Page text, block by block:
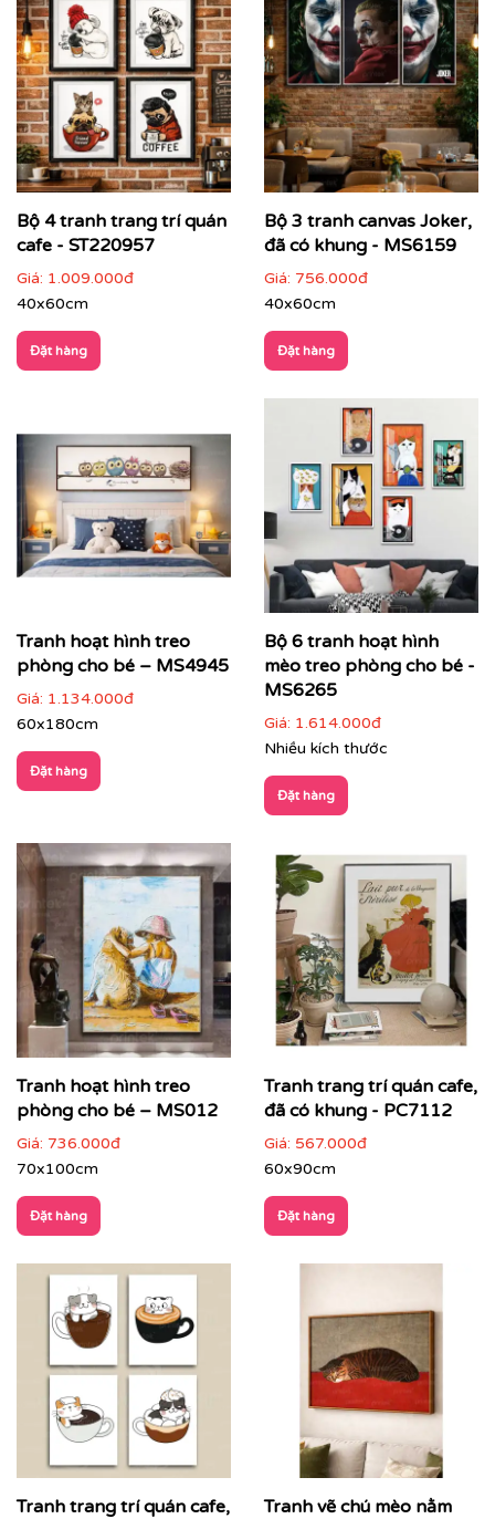
Bộ 4 tranh trang trí quán
cafe - ST220957
Giá: 1.009.000đ
40x60cm
Đặt hàng
Bộ 3 tranh canvas Joker,
đã có khung - MS6159
Giá: 756.000đ
40x60cm
Đặt hàng
Tranh hoạt hình treo
phòng cho bé – MS4945
Giá: 1.134.000đ
60x180cm
Đặt hàng
Bộ 6 tranh hoạt hình
mèo treo phòng cho bé -
MS6265
Giá: 1.614.000đ
Nhiều kích thước
Đặt hàng
Tranh hoạt hình treo
phòng cho bé – MS012
Giá: 736.000đ
70x100cm
Đặt hàng
Tranh trang trí quán cafe,
đã có khung - PC7112
Giá: 567.000đ
60x90cm
Đặt hàng
Tranh trang trí quán cafe,
Tranh vẽ chú mèo nằm